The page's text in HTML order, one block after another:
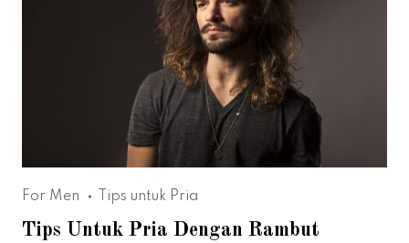
For Men Tips untuk Pria
Tips Untuk Pria Dengan Rambut